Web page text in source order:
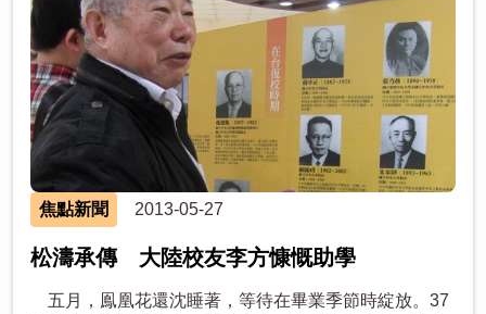
焦點新聞 2013-05-27
松濤承傳 大陸校友李方慷慨助學
五月，鳯凰花還沈睡著，等待在畢業季節時綻放。37